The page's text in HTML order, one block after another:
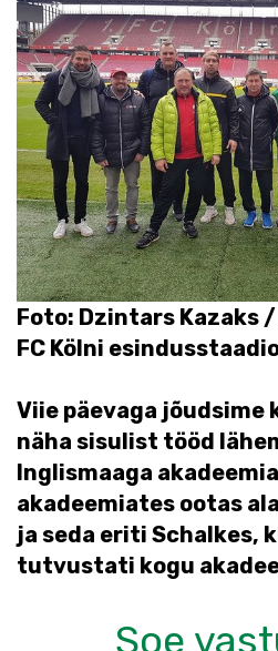
Foto: Dzintars Kazaks
FC Kölni
Viie päevaga jõudsime
näha sisulist tööd
Inglismaaga
akadeemiates ootas
ja seda eriti Schalkes,
tutvustati kogu
Soe